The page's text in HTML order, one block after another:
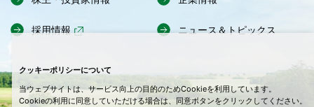
クッキーポリシーについて
当ウェブサイトは、サービス向上の目的のためCookieを利用しています。
Cookieの利用に同意していただける場合は、同意ボタンをクリックしてください。
採用情報 ニュース＆トピックス